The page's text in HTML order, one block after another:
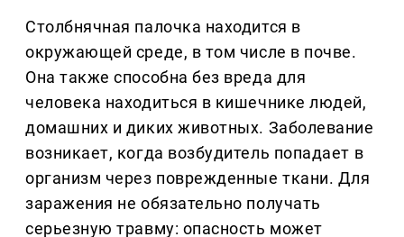
Столбнячная палочка находится в
окружающей среде, в том числе в почве.
Она также способна без вреда для
человека находиться в кишечнике людей,
домашних и диких животных. Заболевание
возникает, когда возбудитель попадает в
организм через поврежденные ткани. Для
заражения не обязательно получать
серьезную травму: опасность может